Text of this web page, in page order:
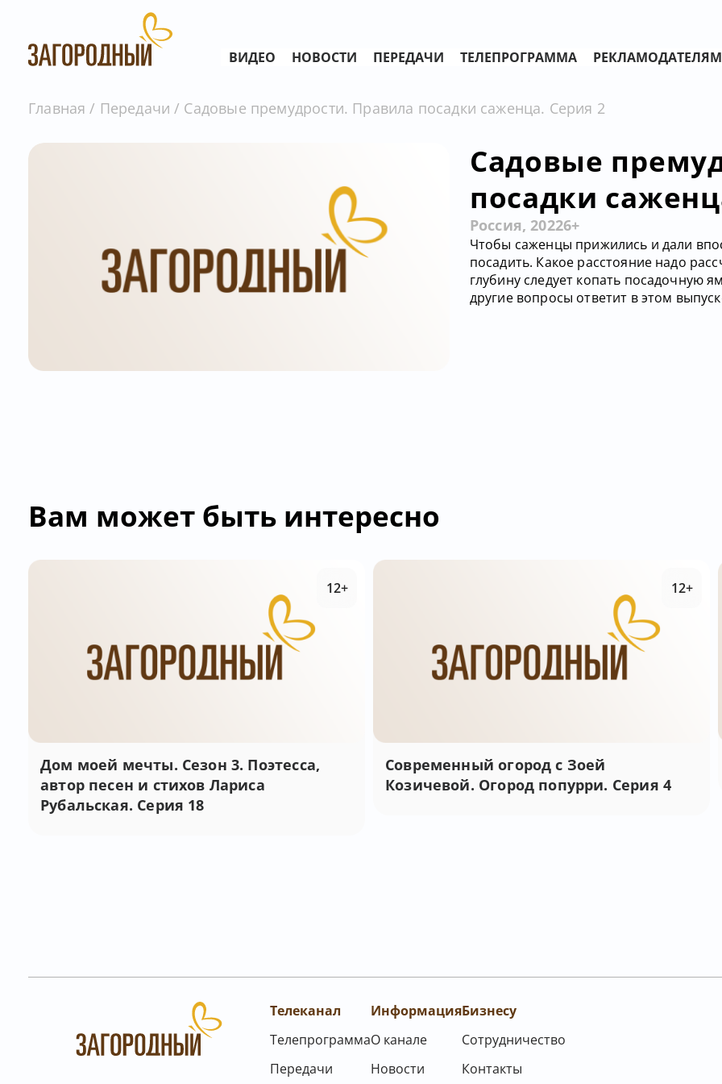
ВИДЕО НОВОСТИ ПЕРЕДАЧИ ТЕЛЕПРОГРАММА РЕКЛАМОДАТЕЛЯМ
Главная Передачи Садовые премудрости. Правила посадки саженца. Серия 2
Садовые
посадки
Россия, 20226+
Чтобы саженцы прижились и дали
посадить. Какое расстояние надо
глубину следует копать посадочную
другие вопросы ответит в этом
Вам может быть интересно
Дом моей мечты. Сезон 3. Поэтесса,
автор песен и стихов Лариса
Рубальская. Серия 18
12+
Современный огород с Зоей
Козичевой. Огород попурри. Серия 4
12+
Телеканал
Телепрограмма
Передачи
Информация
О канале
Новости
Бизнесу
Сотрудничество
Контакты